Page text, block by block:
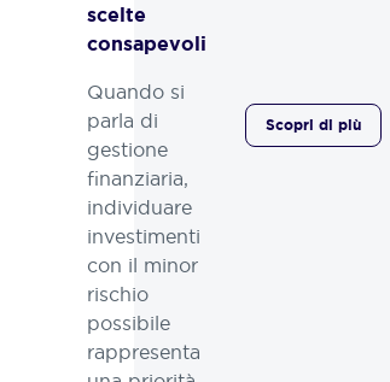
Scopri di più
scelte
consapevoli
Quando si
parla di
gestione
finanziaria,
individuare
investimenti
con il minor
rischio
possibile
rappresenta